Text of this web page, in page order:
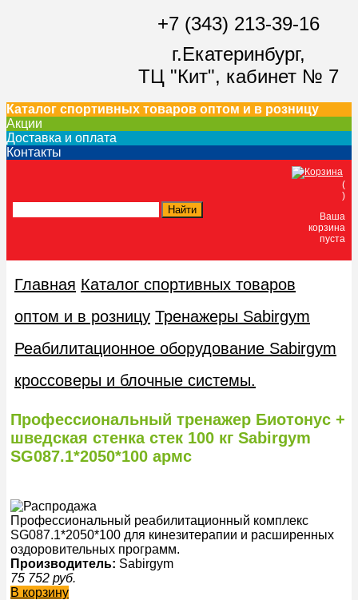
+7 (343) 213-39-16
г.Екатеринбург,
ТЦ "Кит", кабинет № 7
Каталог спортивных товаров оптом и в розницу
Акции
Доставка и оплата
Контакты
(
)
Ваша
корзина
пуста
Главная Каталог спортивных товаров
оптом и в розницу Тренажеры Sabirgym
Реабилитационное оборудование Sabirgym
кроссоверы и блочные системы.
Профессиональный тренажер Биотонус +
шведская стенка стек 100 кг Sabirgym
SG087.1*2050*100 армс
Профессиональный реабилитационный комплекс
SG087.1*2050*100 для кинезитерапии и расширенных
оздоровительных программ.
Производитель: Sabirgym
75 752 руб.
В корзину